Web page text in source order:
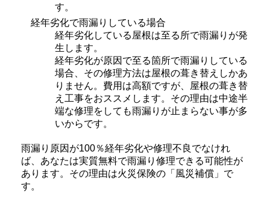
す。
経年劣化で雨漏りしている場合
経年劣化している屋根は至る所で雨漏りが発
生します。
経年劣化が原因で至る箇所で雨漏りしている
場合、その修理方法は屋根の葺き替えしかあ
りません。費用は高額ですが、屋根の葺き替
え工事をおススメします。その理由は中途半
端な修理をしても雨漏りが止まらない事が多
いからです。
雨漏り原因が100％経年劣化や修理不良でなけれ
ば、あなたは実質無料で雨漏り修理できる可能性が
あります。その理由は火災保険の「風災補償」で
す。